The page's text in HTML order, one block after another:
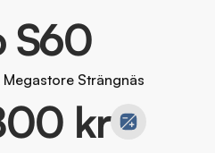
S60
Strängnäs
kr